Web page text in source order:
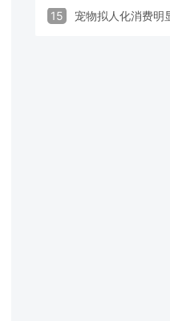
15 宠物拟人化消费明